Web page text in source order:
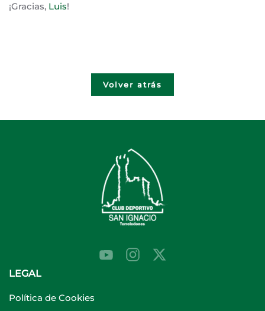
¡Gracias, Luis!
Volver atrás
LEGAL
Política de Cookies